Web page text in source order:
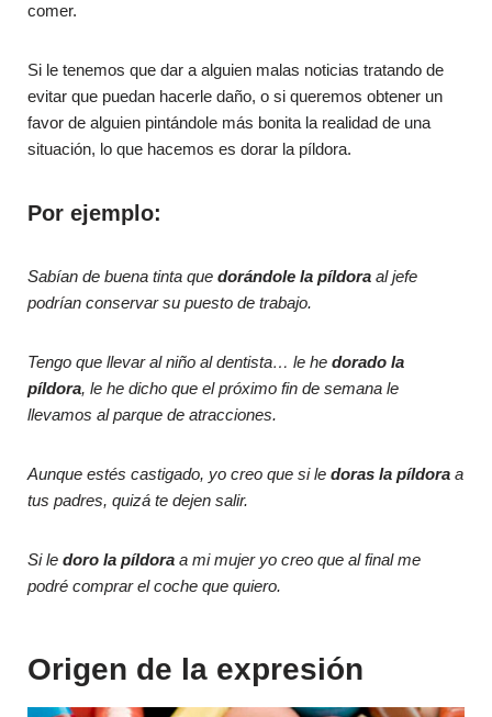
comer.
Si le tenemos que dar a alguien malas noticias tratando de
evitar que puedan hacerle daño, o si queremos obtener un
favor de alguien pintándole más bonita la realidad de una
situación, lo que hacemos es dorar la píldora.
Por ejemplo:
Sabían de buena tinta que dorándole la píldora al jefe
podrían conservar su puesto de trabajo.
Tengo que llevar al niño al dentista… le he dorado la
píldora, le he dicho que el próximo fin de semana le
llevamos al parque de atracciones.
Aunque estés castigado, yo creo que si le doras la píldora a
tus padres, quizá te dejen salir.
Si le doro la píldora a mi mujer yo creo que al final me
podré comprar el coche que quiero.
Origen de la expresión